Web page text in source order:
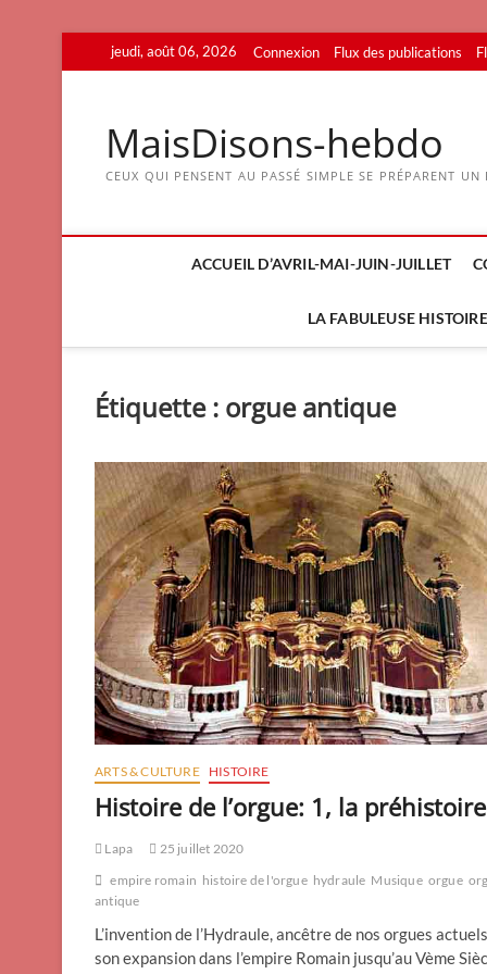
to
jeudi, août 06, 2026 Connexion Flux des publications
MaisDisons-hebdo
CEUX QUI PENSENT AU PASSÉ SIMPLE SE PRÉPARENT
ACCUEIL D’AVRIL-MAI-JUIN-JUILLET
LA FABULEUSE
Étiquette : orgue antique
ARTS & CULTURE HISTOIRE
Histoire de l’orgue: 1, la préhistoire
Lapa
25 juillet 2020
empire romain histoire de l'orgue hydraule Musique orgue
antique
L’invention de l’Hydraule, ancêtre de nos orgues
son expansion dans l’empire Romain jusqu’au Vème